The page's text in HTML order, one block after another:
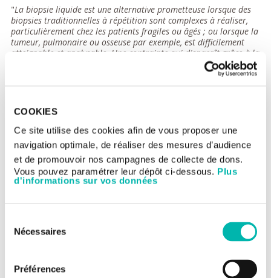
COOKIES
Ce site utilise des cookies afin de vous proposer une
navigation optimale, de réaliser des mesures d’audience
et de promouvoir nos campagnes de collecte de dons.
Vous pouvez paramétrer leur dépôt ci-dessous. Plus
d'informations sur vos données
Nécessaires
Préférences
"La biopsie liquide est une alternative prometteuse lorsque des
biopsies traditionnelles à répétition sont complexes à réaliser,
particulièrement chez les patients fragiles ou âgés ; ou lorsque la
tumeur, pulmonaire ou osseuse par exemple, est difficilement
atteignable et analysable. Une contrainte qui disparaît grâce à la
", souligne le Pr Benjamin Besse, responsable du
comité de Pathologie thoracique à Gustave Roussy. Une autre
cellules tumorales circulantes, si elles sont rares et difficiles à
détecter, pourraient permettre de mieux comprendre la tumeur
et son évolution. C'est tout le travail de l'équipe de Françoise
Farace à Gustave Roussy.
Affiner le traitement du cancer du
poumon
cancer du poumon : la consultation
ORACLE" (pour mOleculaR
Alterations in Cancer Liquid biopsiEs), précise le Dr Laura
consultation, des patients suivis à l'Institut ou non se voient
proposer une recherche de mutation sur le gène EGFR. Ainsi, il